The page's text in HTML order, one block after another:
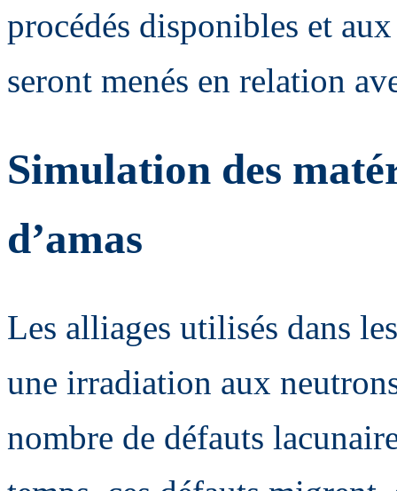
procédés disponibles et
seront menés en relation
Simulation des
d’amas
Les alliages utilisés dans
une irradiation aux
nombre de défauts